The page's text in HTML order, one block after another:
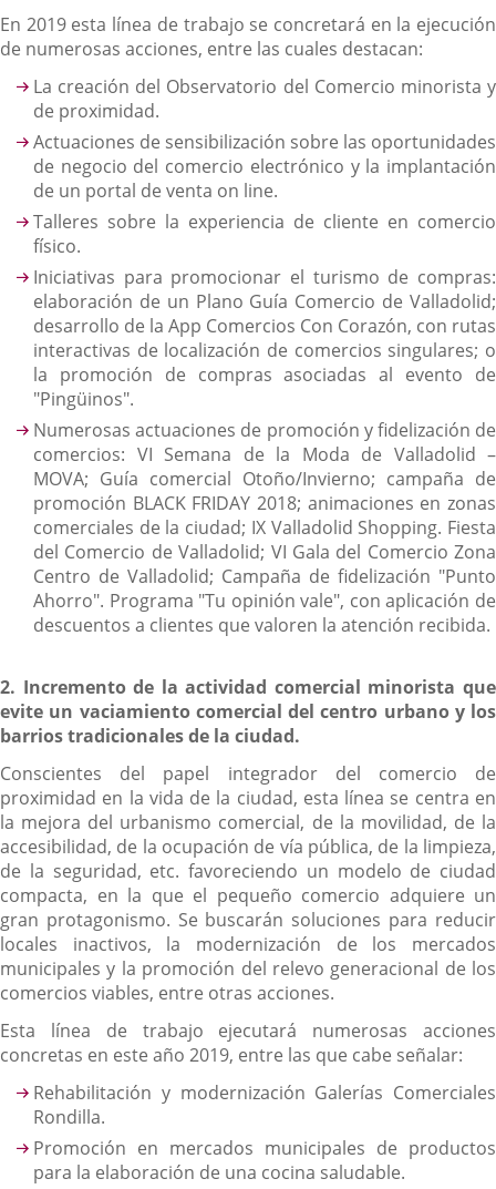
En 2019 esta línea de trabajo se concretará en la ejecución
de numerosas acciones, entre las cuales destacan:
La creación del Observatorio del Comercio minorista y
de proximidad.
Actuaciones de sensibilización sobre las oportunidades
de negocio del comercio electrónico y la implantación
de un portal de venta on line.
Talleres sobre la experiencia de cliente en comercio
físico.
Iniciativas para promocionar el turismo de compras:
elaboración de un Plano Guía Comercio de Valladolid;
desarrollo de la App Comercios Con Corazón, con rutas
interactivas de localización de comercios singulares; o
la promoción de compras asociadas al evento de
"Pingüinos".
Numerosas actuaciones de promoción y fidelización de
comercios: VI Semana de la Moda de Valladolid –
MOVA; Guía comercial Otoño/Invierno; campaña de
promoción BLACK FRIDAY 2018; animaciones en zonas
comerciales de la ciudad; IX Valladolid Shopping. Fiesta
del Comercio de Valladolid; VI Gala del Comercio Zona
Centro de Valladolid; Campaña de fidelización "Punto
Ahorro". Programa "Tu opinión vale", con aplicación de
descuentos a clientes que valoren la atención recibida.
2. Incremento de la actividad comercial minorista que
evite un vaciamiento comercial del centro urbano y los
barrios tradicionales de la ciudad.
Conscientes del papel integrador del comercio de
proximidad en la vida de la ciudad, esta línea se centra en
la mejora del urbanismo comercial, de la movilidad, de la
accesibilidad, de la ocupación de vía pública, de la limpieza,
de la seguridad, etc. favoreciendo un modelo de ciudad
compacta, en la que el pequeño comercio adquiere un
gran protagonismo. Se buscarán soluciones para reducir
locales inactivos, la modernización de los mercados
municipales y la promoción del relevo generacional de los
comercios viables, entre otras acciones.
Esta línea de trabajo ejecutará numerosas acciones
concretas en este año 2019, entre las que cabe señalar:
Rehabilitación y modernización Galerías Comerciales
Rondilla.
Promoción en mercados municipales de productos
para la elaboración de una cocina saludable.